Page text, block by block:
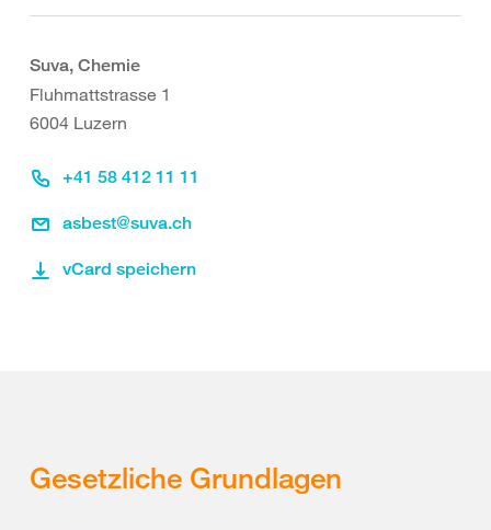
Suva, Chemie
Fluhmattstrasse 1
6004 Luzern
+41 58 412 11 11
asbest@suva.ch
vCard speichern
Gesetzliche Grundlagen